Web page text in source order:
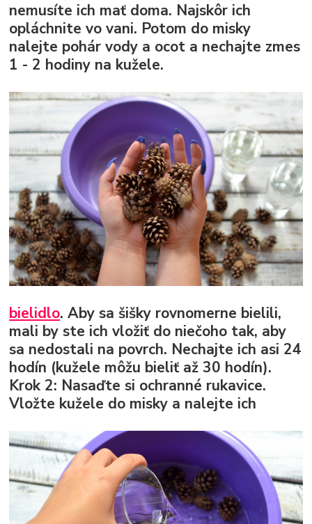
nemusíte ich mať doma. Najskôr ich
opláchnite vo vani. Potom do misky
nalejte pohár vody a ocot a nechajte zmes
1 - 2 hodiny na kužele.
bielidlo. Aby sa šišky rovnomerne bielili,
mali by ste ich vložiť do niečoho tak, aby
sa nedostali na povrch. Nechajte ich asi 24
hodín (kužele môžu bieliť až 30 hodín).
Krok 2: Nasaďte si ochranné rukavice.
Vložte kužele do misky a nalejte ich